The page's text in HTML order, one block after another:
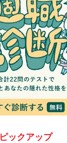
ピックアップ